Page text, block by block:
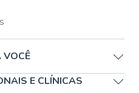
VOCÊ
E CLÍNICAS